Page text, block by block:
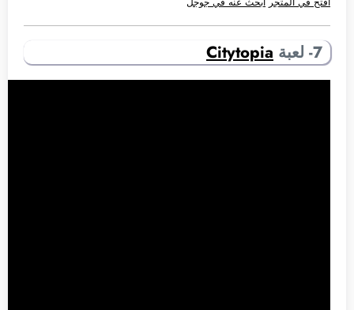
7- لعبة Citytopia